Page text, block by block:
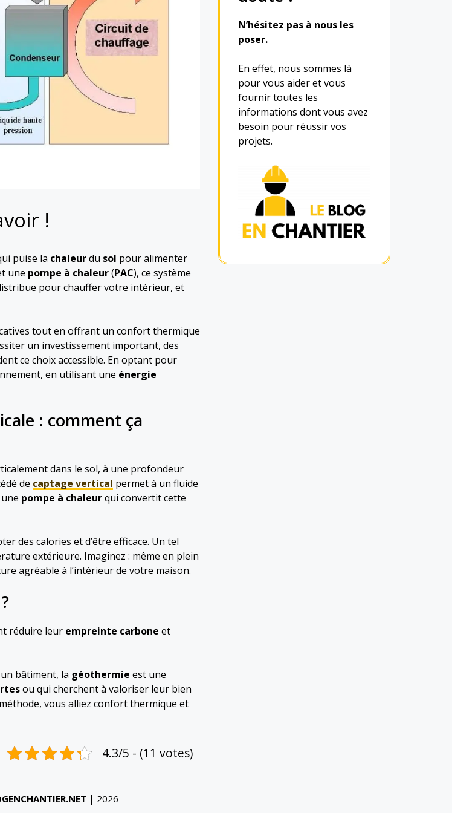
!
puise la chaleurdu sol pour alimenter
une pompe à chaleur(PAC), ce système
pour chauffer votre intérieur, et
tout en offrant un confort thermique
un investissement important, des
ce choix accessible. En optant pour
en utilisant une énergie
: comment ça
dans le sol, à une profondeur
de captage vertical permet à un fluide
pompe à chaleurqui convertit cette
des calories et d’être efficace. Un tel
extérieure. Imaginez : même en plein
agréable à l’intérieur de votre maison.
réduire leur empreinte carbone et
bâtiment, la géothermie est une
ou qui cherchent à valoriser leur bien
vous alliez confort thermique et
4.3/5 - (11 votes)
N’hésitez pas à nous les
poser.
En effet, nous sommes là
pour vous aider et vous
fournir toutes les
informations dont vous avez
besoin pour réussir vos
projets.
| 2026